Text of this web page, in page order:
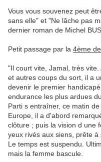
Vous vous souvenez peut
sans elle" et "Ne lâche pas
dernier roman de Michel
Petit passage par la 4ème
"Il court vite, Jamal, très
et autres coups du sort, il a
devenir le premier
endurance les plus ardues
Parti s entraîner, ce matin
Europe, il a d'abord
clôture ; puis la vision d une
yeux rivés aux siens, prête à
Le temps est suspendu.
mais la femme bascule.